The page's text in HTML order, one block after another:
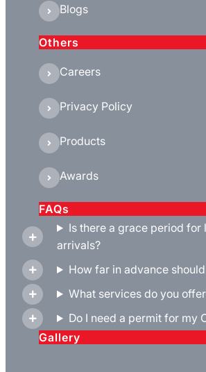
Blogs
Others
Careers
Privacy Policy
Products
Awards
FAQs
Is there a grace period for
arrivals?
How far in advance
What services do you
Do I need a permit for my
Gallery